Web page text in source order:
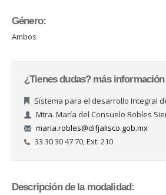
Género:
Ambos
¿Tienes dudas? más información
Sistema para el desarrollo Integral
Mtra. María del Consuelo Robles
maria.robles@difjalisco.gob.mx
33 30 30 47 70, Ext. 210
Descripción de la modalidad: